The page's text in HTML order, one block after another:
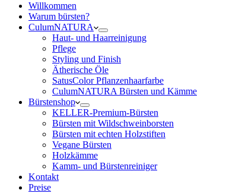
Willkommen
Warum bürsten?
CulumNATURA
Haut- und Haarreinigung
Pflege
Styling und Finish
Ätherische Öle
SatusColor Pflanzenhaarfarbe
CulumNATURA Bürsten und Kämme
Bürstenshop
KELLER-Premium-Bürsten
Bürsten mit Wildschweinborsten
Bürsten mit echten Holzstiften
Vegane Bürsten
Holzkämme
Kamm- und Bürstenreiniger
Kontakt
Preise